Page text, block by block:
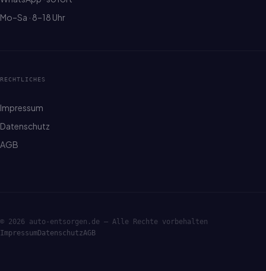
Mo–Sa · 8–18 Uhr
RECHTLICHES
Impressum
Datenschutz
AGB
© 2026 auto-entsorgen.de — Alle Rechte vorbehalten
ImpressumDatenschutzAGB